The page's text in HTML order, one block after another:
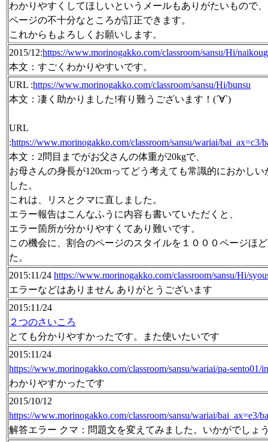
わかりやすくしてほしいというメールもありがたいもので、
ページの不十分なところが訂正できます。
これからもよろしくお願いします。
2015/12:https://www.morinogakko.com/classroom/sansu/Hi/
本文：すごくわかりやすいです。
URL :https://www.morinogakko.com/classroom/sansu/Hi/bunsu
本文：凄く助かりました!有り難うございます！(´∀`)ゞ
URL
:https://www.morinogakko.com/classroom/sansu/wariai/bai_ax=c3/
本文：2問目までがお父さんの体重が20kgで、
お母さんの身長が120cmってどう考えても常識的におかしい
した。
これは、リスとクマに直しました。
エラー報告はこんなふうに内容も書いていただくと、
エラー箇所が分かりやすくてあり難いです。
この機会に、割合のページのスタイルを１０００ページほ
た。
2015:11/24 https://www.morinogakko.com/classroom/sansu/Hi/
エラーなどはありません ありがとうございます
2015:11/24
２つのさいころ
とても分かりやすかったです。また使いたいです
2015:11/24
https://www.morinogakko.com/classroom/sansu/wariai/pa-sento01/
わかりやすかったです
2015/10/12
https://www.morinogakko.com/classroom/sansu/wariai/bai_ax=e3/
解答エラー クマ：問題文を変えてみました。いかがでしょ